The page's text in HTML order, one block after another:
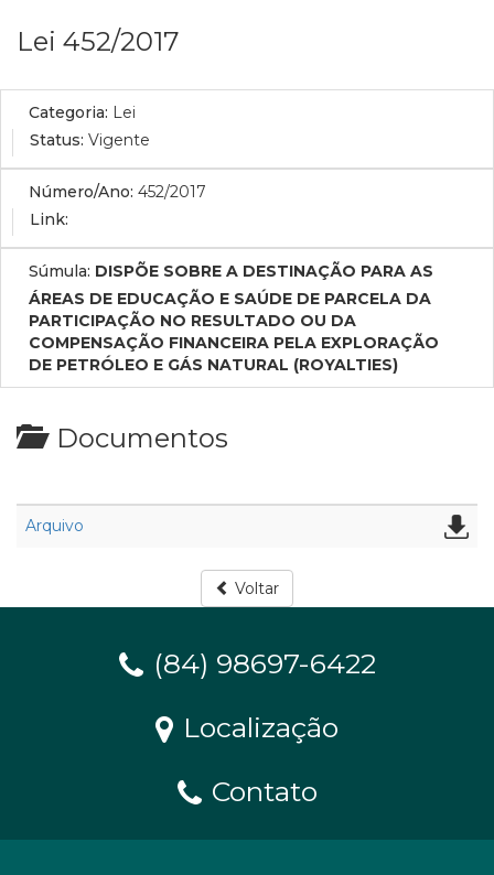
Lei 452/2017
Categoria: Lei
Status: Vigente
Número/Ano: 452/2017
Link:
Súmula: DISPÕE SOBRE A DESTINAÇÃO PARA AS
ÁREAS DE EDUCAÇÃO E SAÚDE DE PARCELA DA
PARTICIPAÇÃO NO RESULTADO OU DA
COMPENSAÇÃO FINANCEIRA PELA EXPLORAÇÃO
DE PETRÓLEO E GÁS NATURAL (ROYALTIES)
Documentos
Arquivo
Voltar
(84) 98697-6422
Localização
Contato